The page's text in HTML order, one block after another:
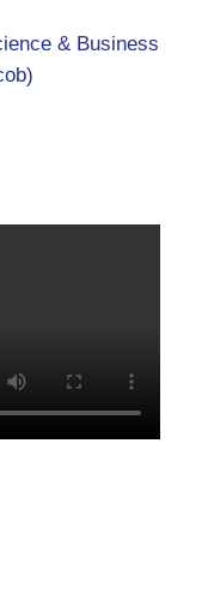
& Business